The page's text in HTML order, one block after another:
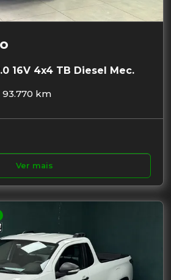
16V 4x4 TB Diesel Mec.
93.770 km
Ver mais